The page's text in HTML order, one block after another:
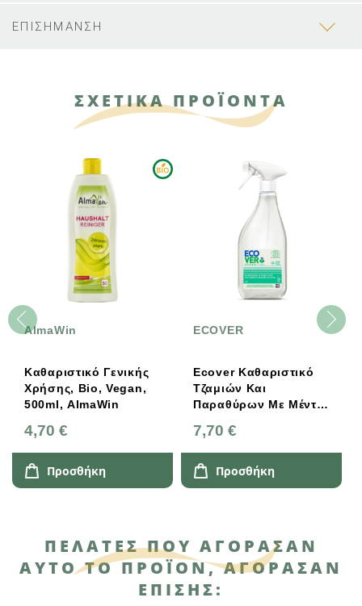
ΕΠΙΣΗΜΑΝΣΗ
ΣΧΕΤΙΚΑ ΠΡΟΪΟΝΤΑ
AlmaWin
Καθαριστικό Γενικής
Χρήσης, Bio, Vegan,
500ml, AlmaWin
4,70 €
Προσθήκη
ECOVER
Ecover Καθαριστικό
Τζαμιών Και
Παραθύρων Με Μέντα
7,70 €
Προσθήκη
ΠΕΛΆΤΕΣ ΠΟΥ ΑΓΌΡΑΣΑΝ
ΑΥΤΌ ΤΟ ΠΡΟΪΌΝ, ΑΓΌΡΑΣΑΝ
ΕΠΊΣΗΣ: